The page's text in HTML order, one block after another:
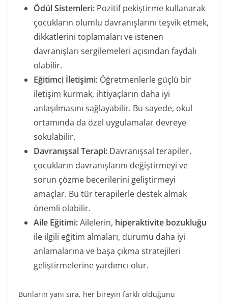
Ödül Sistemleri: Pozitif pekiştirme kullanarak
çocukların olumlu davranışlarını teşvik etmek,
dikkatlerini toplamaları ve istenen
davranışları sergilemeleri açısından faydalı
olabilir.
Eğitimci İletişimi: Öğretmenlerle güçlü bir
iletişim kurmak, ihtiyaçların daha iyi
anlaşılmasını sağlayabilir. Bu sayede, okul
ortamında da özel uygulamalar devreye
sokulabilir.
Davranışsal Terapi: Davranışsal terapiler,
çocukların davranışlarını değiştirmeyi ve
sorun çözme becerilerini geliştirmeyi
amaçlar. Bu tür terapilerle destek almak
önemli olabilir.
Aile Eğitimi:Ailelerin, hiperaktivite bozukluğu
ile ilgili eğitim almaları, durumu daha iyi
anlamalarına ve başa çıkma stratejileri
geliştirmelerine yardımcı olur.
Bunların yanı sıra, her bireyin farklı olduğunu